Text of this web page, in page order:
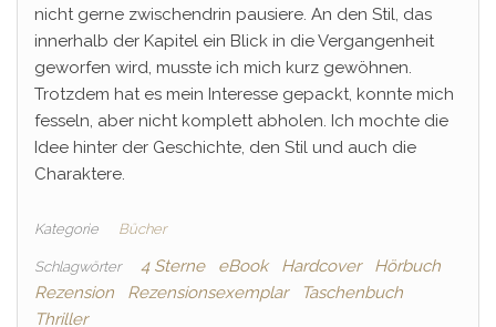
nicht gerne zwischendrin pausiere. An den Stil, das
innerhalb der Kapitel ein Blick in die Vergangenheit
geworfen wird, musste ich mich kurz gewöhnen.
Trotzdem hat es mein Interesse gepackt, konnte mich
fesseln, aber nicht komplett abholen. Ich mochte die
Idee hinter der Geschichte, den Stil und auch die
Charaktere.
Kategorie Bücher
Schlagwörter 4 Sterne eBook Hardcover
Hörbuch
Rezension
Rezensionsexemplar
Taschenbuch
Thriller